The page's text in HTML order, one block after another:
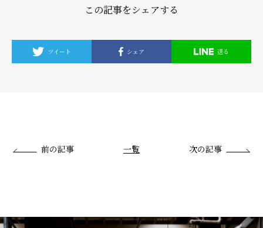
この記事をシェアする
ツイート シェア 送る
次の記事
一覧
前の記事